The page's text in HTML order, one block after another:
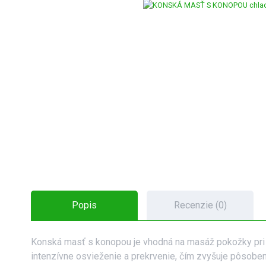
Popis Recenzie (0)
Konská masť s konopou je vhodná na masáž pokožky
intenzívne osvieženie a prekrvenie, čím zvyšuje